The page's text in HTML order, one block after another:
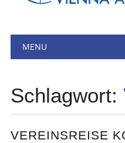
Hauptmenü
MENU
Schlagwort:
VEREINSREISE